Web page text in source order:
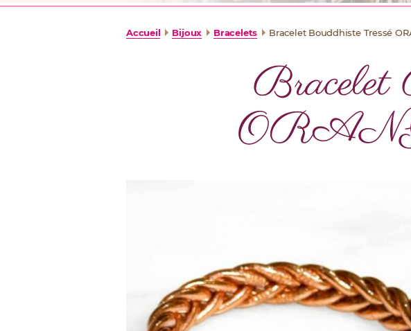
Accueil Bijoux Bracelets Bracelet Bouddhiste Tressé
Bracelet